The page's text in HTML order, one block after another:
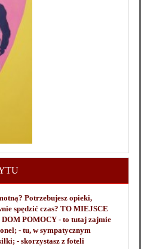
Potrzebujesz opieki,
spędzić czas? TO MIEJSCE
POMOCY - to tutaj zajmie
- tu, w sympatycznym
- skorzystasz z foteli